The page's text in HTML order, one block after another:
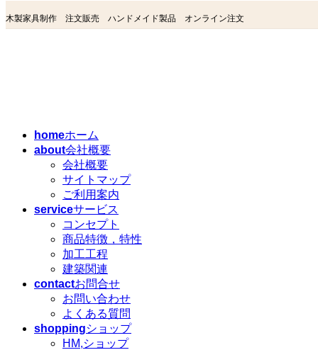
ン
ビ
木製家具制作 注文販売 ハンドメイド製品 オンライン注文
homeホーム
about会社概要
会社概要
サイトマップ
ご利用案内
serviceサービス
コンセプト
商品特徴，特性
加工工程
建築関連
contactお問合せ
お問い合わせ
よくある質問
shoppingショップ
HM,ショップ